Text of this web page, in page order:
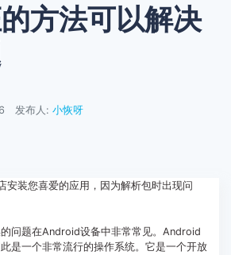
方法可以解决
发布人: 小恢呀
安装您喜爱的应用，因为解析包时出现问
问题在Android设备中非常常见。Android
是一个非常流行的操作系统。它是一个开放